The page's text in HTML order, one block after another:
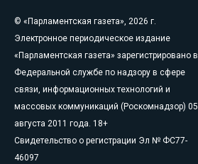
© «Парламентская газета», 2026 г.
Электронное периодическое издание
«Парламентская газета» зарегистрировано в
Федеральной службе по надзору в сфере
связи, информационных технологий и
массовых коммуникаций (Роскомнадзор) 05
августа 2011 года. 18+
Свидетельство о регистрации Эл № ФС77-
46097